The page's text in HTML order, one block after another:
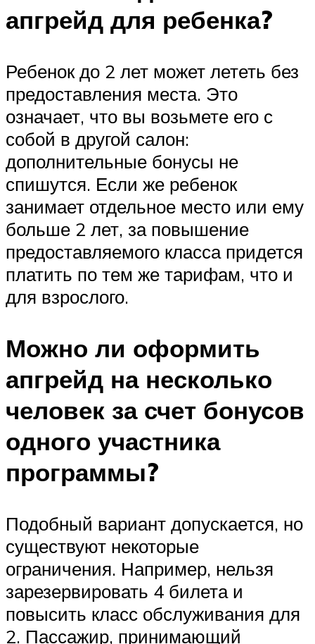
апгрейд для ребенка?
Ребенок до 2 лет может лететь без
предоставления места. Это
означает, что вы возьмете его с
собой в другой салон:
дополнительные бонусы не
спишутся. Если же ребенок
занимает отдельное место или ему
больше 2 лет, за повышение
предоставляемого класса придется
платить по тем же тарифам, что и
для взрослого.
Можно ли оформить
апгрейд на несколько
человек за счет бонусов
одного участника
программы?
Подобный вариант допускается, но
существуют некоторые
ограничения. Например, нельзя
зарезервировать 4 билета и
повысить класс обслуживания для
2. Пассажир, принимающий